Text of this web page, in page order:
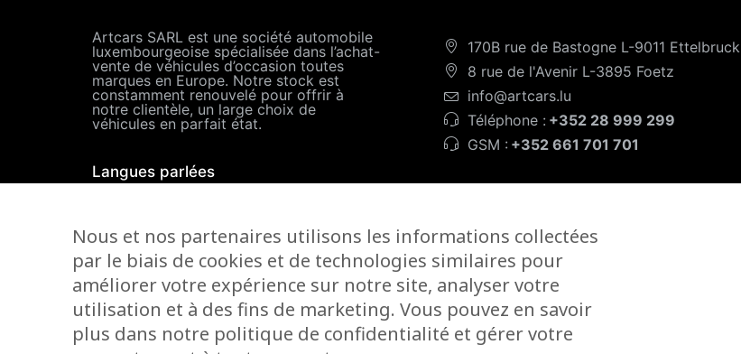
Artcars SARL est une société automobile
luxembourgeoise spécialisée dans l’achat-
vente de véhicules d’occasion toutes
marques en Europe. Notre stock est
constamment renouvelé pour offrir à
notre clientèle, un large choix de
véhicules en parfait état.
Langues parlées
170B rue de Bastogne L-9011 Ettelbruck
8 rue de l'Avenir L-3895 Foetz
info@artcars.lu
Téléphone : +352 28 999 299
GSM : +352 661 701 701
Nous et nos partenaires utilisons les informations collectées
par le biais de cookies et de technologies similaires pour
améliorer votre expérience sur notre site, analyser votre
utilisation et à des fins de marketing. Vous pouvez en savoir
plus dans notre politique de confidentialité et gérer votre